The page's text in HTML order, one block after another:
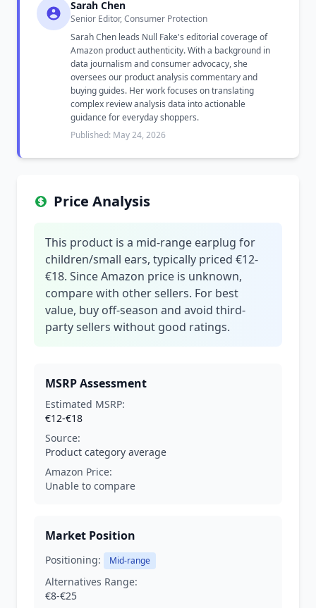
Sarah Chen
Senior Editor, Consumer Protection
Sarah Chen leads Null Fake's editorial coverage of
Amazon product authenticity. With a background in
data journalism and consumer advocacy, she
oversees our product analysis commentary and
buying guides. Her work focuses on translating
complex review analysis data into actionable
guidance for everyday shoppers.
Published: May 24, 2026
Price Analysis
This product is a mid-range earplug for
children/small ears, typically priced €12-
€18. Since Amazon price is unknown,
compare with other sellers. For best
value, buy off-season and avoid third-
party sellers without good ratings.
MSRP Assessment
Estimated MSRP:
€12-€18
Source:
Product category average
Amazon Price:
Unable to compare
Market Position
Positioning: Mid-range
Alternatives Range:
€8-€25